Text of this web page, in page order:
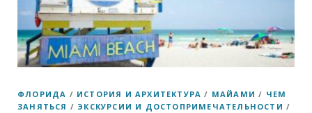
ФЛОРИДА / ИСТОРИЯ И АРХИТЕКТУРА / МАЙАМИ / ЧЕМ
ЗАНЯТЬСЯ / ЭКСКУРСИИ И ДОСТОПРИМЕЧАТЕЛЬНОСТИ /